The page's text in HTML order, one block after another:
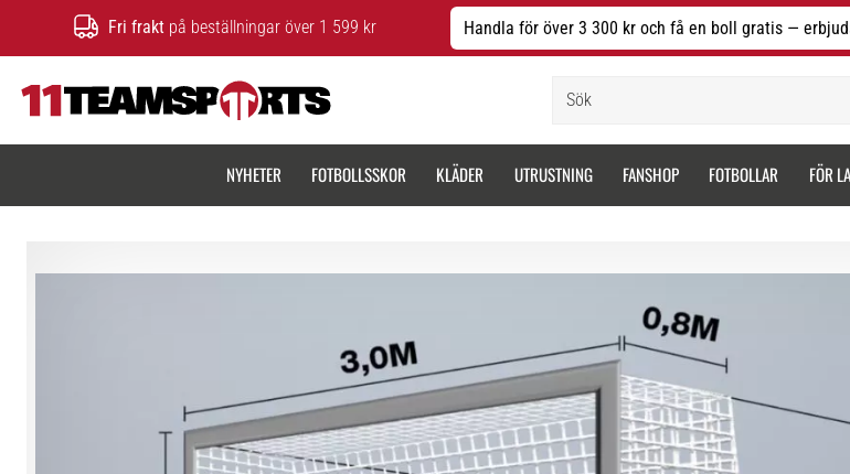
Fri frakt på beställningar över 1 599 kr Handla för över 3 300 kr och få en boll gratis —
NYHETER FOTBOLLSSKOR KLÄDER UTRUSTNING FANSHOP FOTBOLLAR FÖR